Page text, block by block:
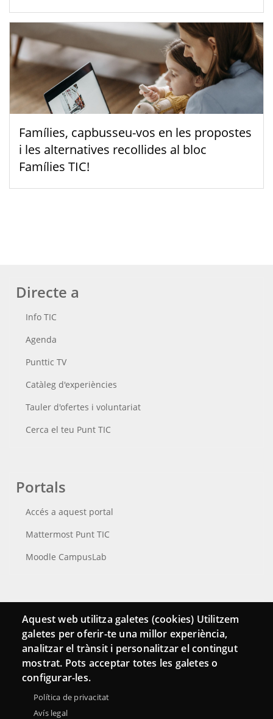
Famílies, capbusseu-vos en les propostes
i les alternatives recollides al bloc
Famílies TIC!
Directe a
Info TIC
Agenda
Punttic TV
Catàleg d'experiències
Tauler d'ofertes i voluntariat
Cerca el teu Punt TIC
Portals
Accés a aquest portal
Mattermost Punt TIC
Moodle CampusLab
Connecta
Bustia de contacte
Butlletins
Aquest web utilitza galetes (cookies) Utilitzem
galetes per oferir-te una millor experiència,
analitzar el trànsit i personalitzar el contingut
mostrat. Pots acceptar totes les galetes o
configurar-les.
Política de privacitat
Avís legal